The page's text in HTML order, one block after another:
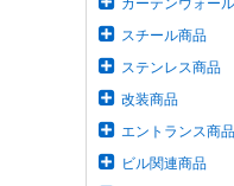
カーテンウォール
スチール商品
ステンレス商品
改装商品
エントランス商
ビル関連商品